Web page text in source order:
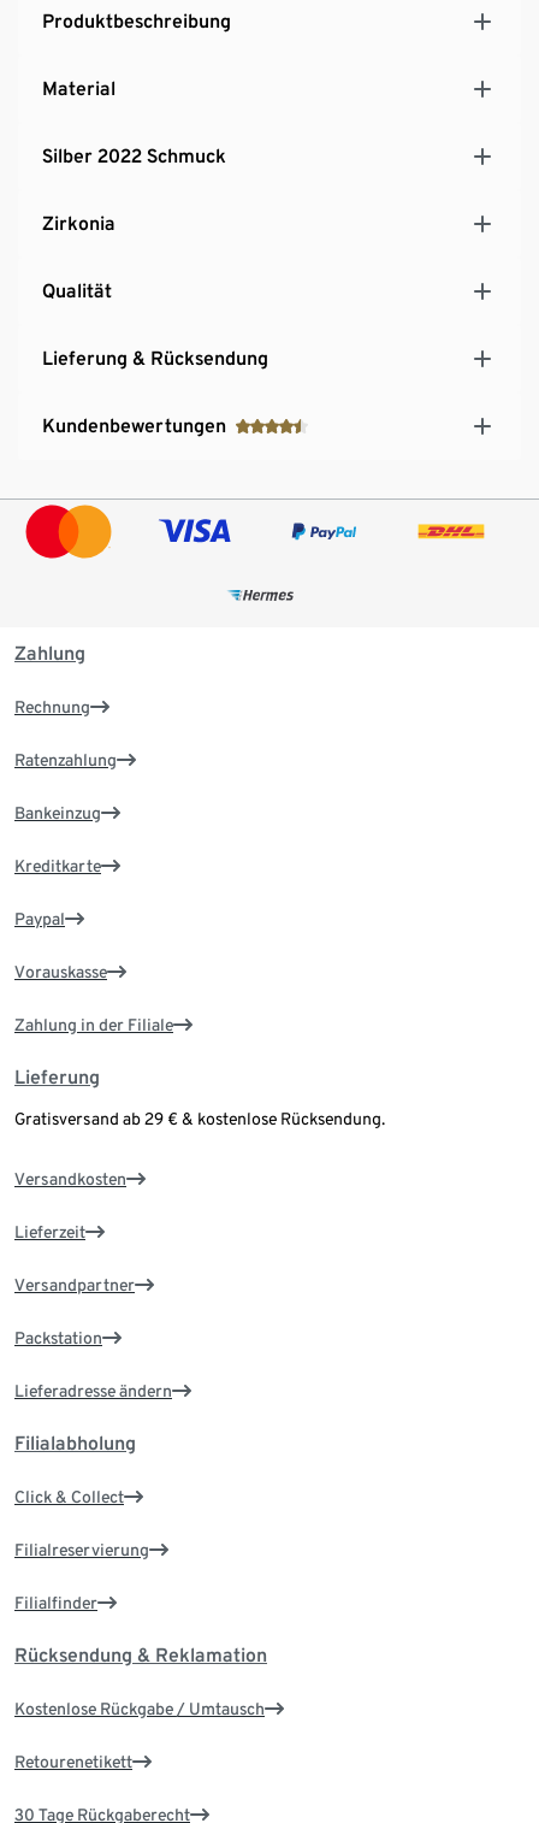
Produktbeschreibung
Material
Silber 2022 Schmuck
Zirkonia
Qualität
Lieferung & Rücksendung
Kundenbewertungen
Zahlung
Rechnung
Ratenzahlung
Bankeinzug
Kreditkarte
Paypal
Vorauskasse
Zahlung in der Filiale
Lieferung
Gratisversand ab 29 € & kostenlose Rücksendung.
Versandkosten
Lieferzeit
Versandpartner
Packstation
Lieferadresse ändern
Filialabholung
Click & Collect
Filialreservierung
Filialfinder
Rücksendung & Reklamation
Kostenlose Rückgabe / Umtausch
Retourenetikett
30 Tage Rückgaberecht